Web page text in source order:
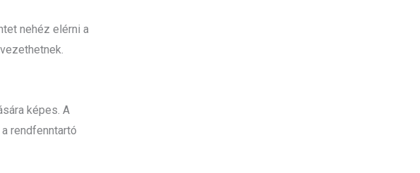
nehéz elérni a
képes. A
rendfenntartó